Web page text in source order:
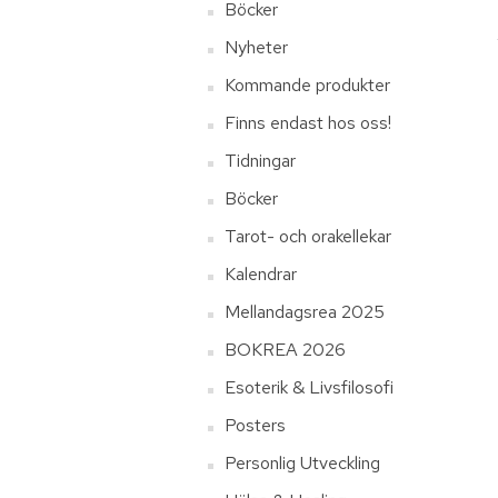
Böcker
Nyheter
Kommande produkter
Finns endast hos oss!
Tidningar
Böcker
Tarot- och orakellekar
Kalendrar
Mellandagsrea 2025
BOKREA 2026
Esoterik & Livsfilosofi
Posters
Personlig Utveckling